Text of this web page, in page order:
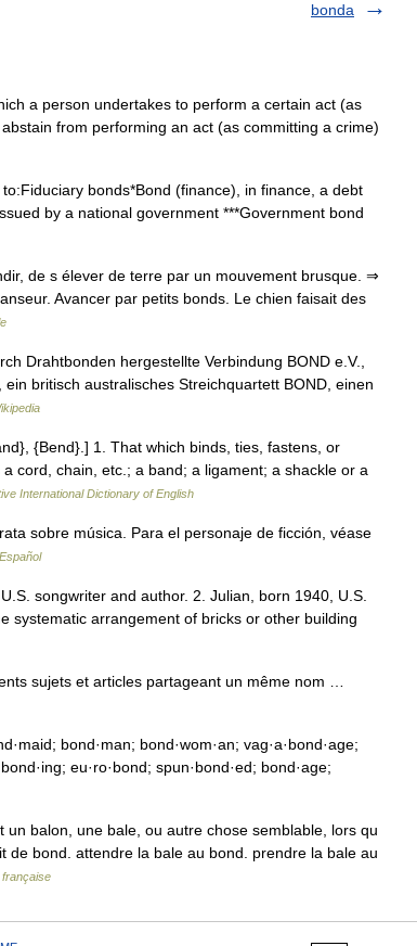
bonda
a person undertakes to perform a certain act (as
from performing an act (as committing a crime)
bonds*Bond (finance), in finance, a debt
by a national government ***Government bond
de s élever de terre par un mouvement brusque. ⇒
Avancer par petits bonds. Le chien faisait des
Drahtbonden hergestellte Verbindung BOND e.V.,
britisch australisches Streichquartett BOND, einen
{Bend}.] 1. That which binds, ties, fastens, or
cord, chain, etc.; a band; a ligament; a shackle or a
International Dictionary of English
sobre música. Para el personaje de ficción, véase
songwriter and author. 2. Julian, born 1940, U.S.
systematic arrangement of bricks or other building
sujets et articles partageant un même nom …
bond·man; bond·wom·an; vag·a·bond·age;
eu·ro·bond; spun·bond·ed; bond·age;
balon, une bale, ou autre chose semblable, lors qu
bond. attendre la bale au bond. prendre la bale au
française